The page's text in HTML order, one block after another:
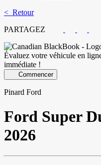
< Retour
PARTAGEZ
Évaluez votre véhicule en
immédiate !
Commencer
Pinard Ford
Ford Super
2026